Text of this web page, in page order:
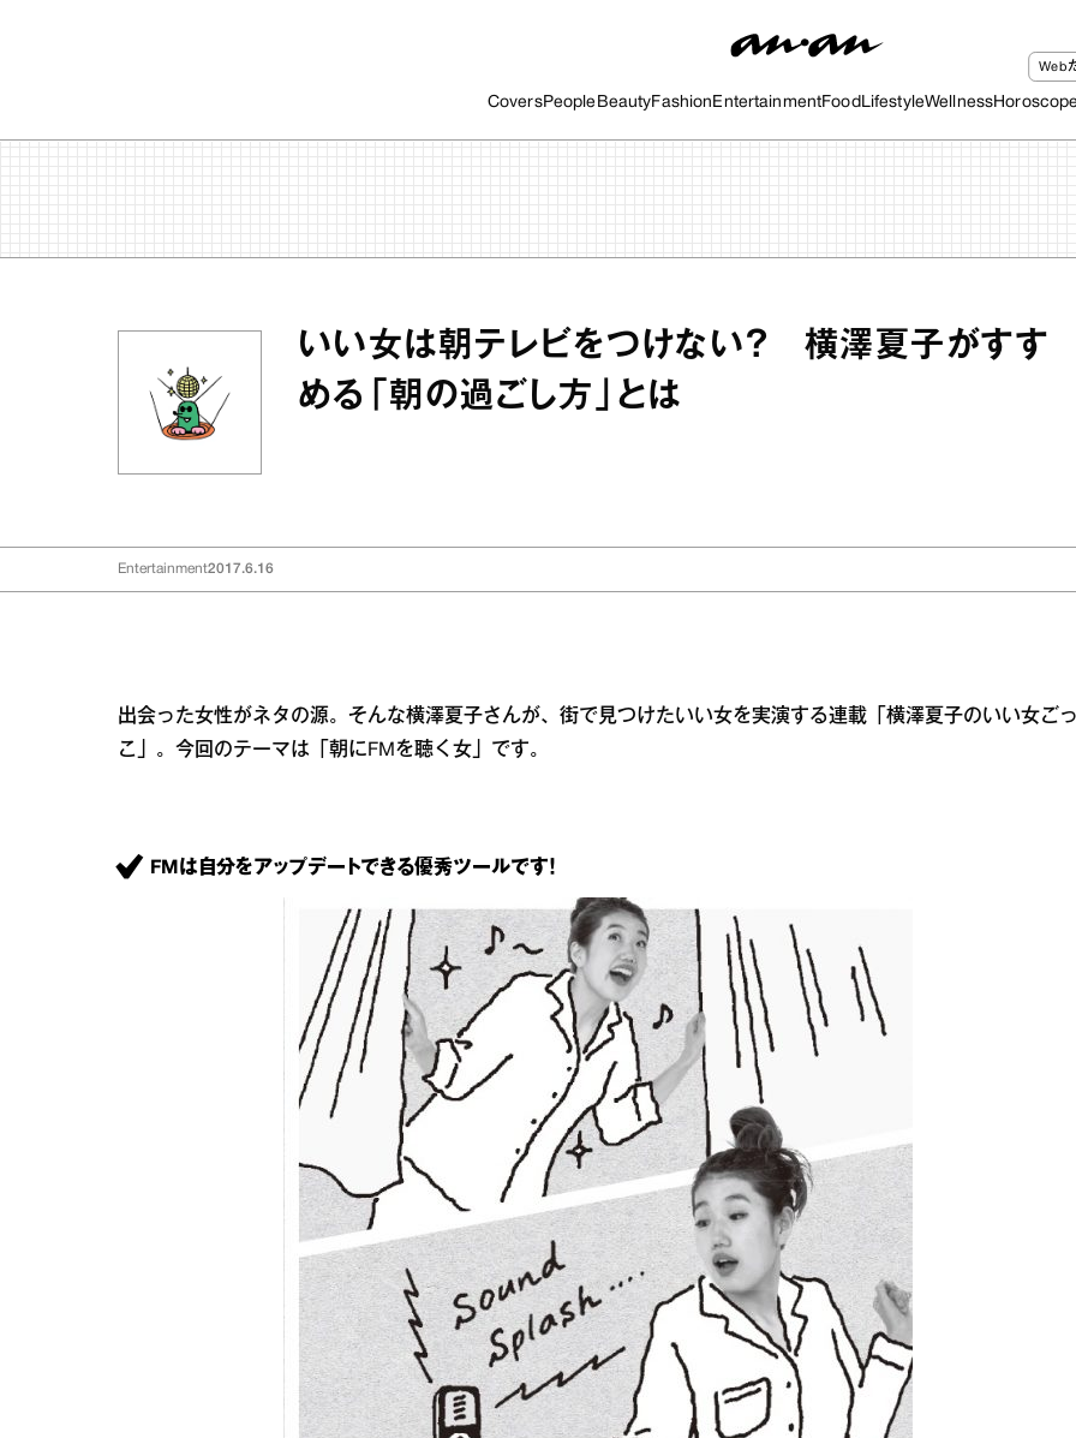
CoversPeople BeautyFashion EntertainmentFood LifestyleWellness
Web
いい女は朝テレビをつけない？ 横澤夏子がすす
める「朝の過ごし方」とは
Entertainment2017.6.16
出会った女性がネタの源。そんな横澤夏子さんが、街で見つけたいい女を実演する連載「横澤夏子のいい女ご
こ」。今回のテーマは「朝にFMを聴く女」です。
FMは自分をアップデートできる優秀ツールです！